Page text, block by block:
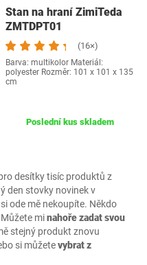
desítky tisíc produktů z
den stovky novinek v
ode mě nekoupíte. Někdo
minahoře zadat svou
stejný produkt znovu
si můžetevybrat z
Stan na hraní ZimiTeda
ZMTDPT01
(16×)
Barva: multikolor Materiál:
polyester Rozměr: 101 x 101 x 135
cm
Poslední kus skladem